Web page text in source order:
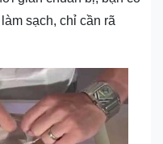
sạch, chỉ cần rã